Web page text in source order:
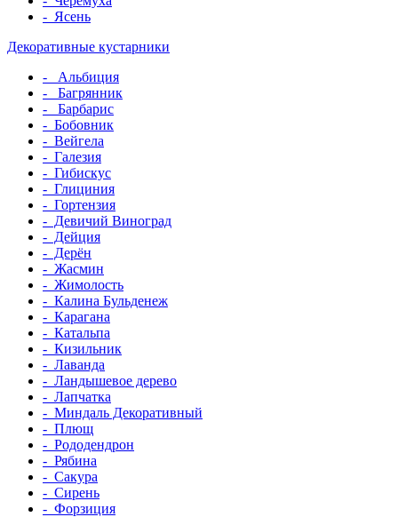
- Ясень
Декоративные кустарники
- Альбиция
- Багрянник
- Барбарис
- Бобовник
- Вейгела
- Галезия
- Гибискус
- Глициния
- Гортензия
- Девичий Виноград
- Дейция
- Дерён
- Жасмин
- Жимолость
- Калина Бульденеж
- Карагана
- Катальпа
- Кизильник
- Лаванда
- Ландышевое дерево
- Лапчатка
- Миндаль Декоративный
- Плющ
- Рододендрон
- Рябина
- Сакура
- Сирень
- Форзиция